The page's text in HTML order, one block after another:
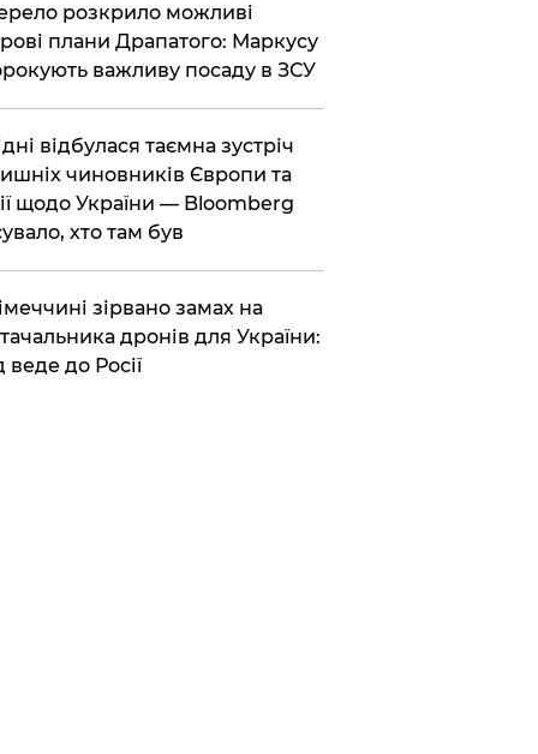
розкрило можливі
плани Драпатого: Маркусу
важливу посаду в ЗСУ
відбулася таємна зустріч
чиновників Європи та
щодо України — Bloomberg
хто там був
зірвано замах на
дронів для України:
веде до Росії